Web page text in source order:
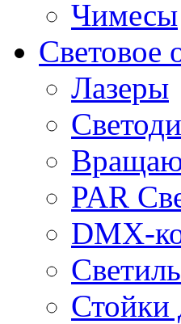
Чимесы
Световое
Лазеры
PAR
DMX-
Стойки